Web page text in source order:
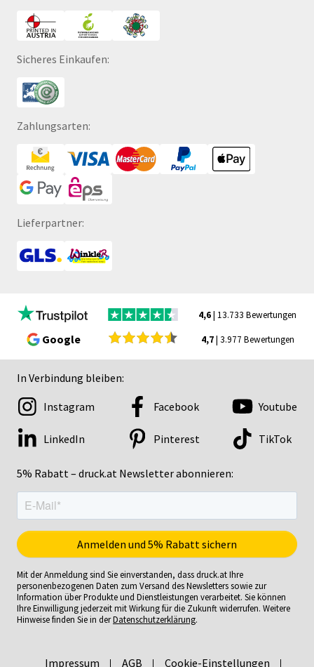
Sicheres Einkaufen:
Zahlungsarten:
Lieferpartner:
4,6| 13.733 Bewertungen
Google 4,7| 3.977 Bewertungen
In Verbindung bleiben:
5% Rabatt – druck.at Newsletter abonnieren:
Instagram Facebook Youtube
LinkedIn Pinterest TikTok
Mit der Anmeldung sind Sie einverstanden, dass druck.at Ihre
personenbezogenen Daten zum Versand des Newsletters sowie zur
Information über Produkte und Dienstleistungen verarbeitet. Sie können
Ihre Einwilligung jederzeit mit Wirkung für die Zukunft widerrufen. Weitere
Hinweise finden Sie in derDatenschutzerklärung.
Impressum AGB Cookie-Einstellungen